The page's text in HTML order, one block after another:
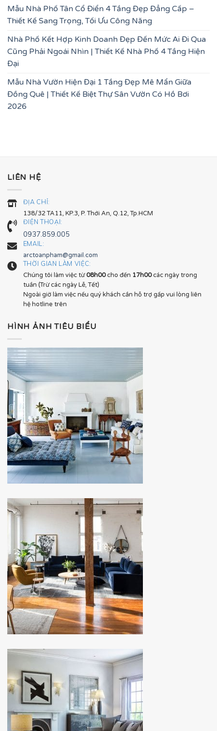
Mẫu Nhà Phố Tân Cổ Điển 4 Tầng Đẹp Đẳng Cấp –
Thiết Kế Sang Trọng, Tối Ưu Công Năng
Nhà Phố Kết Hợp Kinh Doanh Đẹp Đến Mức Ai Đi Qua
Cũng Phải Ngoái Nhìn | Thiết Kế Nhà Phố 4 Tầng Hiện
Đại
Mẫu Nhà Vườn Hiện Đại 1 Tầng Đẹp Mê Mẩn Giữa
Đồng Quê | Thiết Kế Biệt Thự Sân Vườn Có Hồ Bơi
2026
LIÊN HỆ
ĐỊA CHỈ:
138/32 TA11, KP.3, P. Thới An, Q.12, Tp.HCM
ĐIỆN THOẠI:
0937.859.005
EMAIL:
arctoanpham@gmail.com
THỜI GIAN LÀM VIỆC:
Chúng tôi làm việc từ08h00cho đến 17h00các ngày trong
tuần (Trừ các ngày Lễ, Tết)
Ngoài giờ làm việc nếu quý khách cần hỗ trợ gấp vui lòng liên
hệ hotline trên
HÌNH ẢNH TIÊU BIỂU